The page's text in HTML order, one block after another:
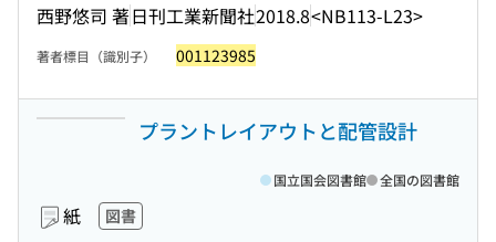
西野悠司 著日刊工業新聞社2018.8<NB113-L23>
著者標目（識別子） 001123985
プラントレイアウトと配管設計
紙 図書
国立国会図書館 全国の図書館